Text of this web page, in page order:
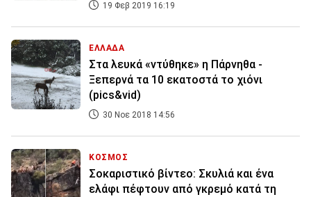
19 Φεβ 2019 16:19
ΕΛΛΑΔΑ
Στα λευκά «ντύθηκε» η Πάρνηθα -
Ξεπερνά τα 10 εκατοστά το χιόνι
(pics&vid)
30 Νοε 2018 14:56
ΚΟΣΜΟΣ
Σοκαριστικό βίντεο: Σκυλιά και ένα
ελάφι πέφτουν από γκρεμό κατά τη